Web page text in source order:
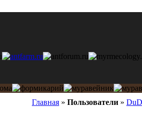
Главная » Пользователи »